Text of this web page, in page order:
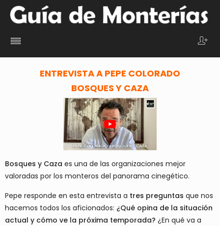
ENTREVISTA A PEPE COLORADO
BOSQUES Y CAZA
Bosques y Caza es una de las organizaciones mejor
valoradas por los monteros del panorama cinegético.
Pepe responde en esta entrevista a tres preguntas que nos
hacemos todos los aficionados: ¿Qué opina de la situación
actual y cómo ve la próxima temporada? ¿En qué va a